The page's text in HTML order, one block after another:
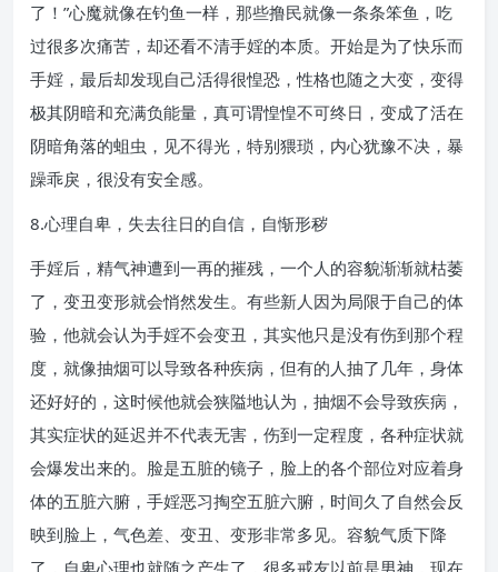
了！”心魔就像在钓鱼一样，那些撸民就像一条条笨鱼，吃
过很多次痛苦，却还看不清手婬的本质。开始是为了快乐而
手婬，最后却发现自己活得很惶恐，性格也随之大变，变得
极其阴暗和充满负能量，真可谓惶惶不可终日，变成了活在
阴暗角落的蛆虫，见不得光，特别猥琐，内心犹豫不决，暴
躁乖戾，很没有安全感。
8.心理自卑，失去往日的自信，自惭形秽
手婬后，精气神遭到一再的摧残，一个人的容貌渐渐就枯萎
了，变丑变形就会悄然发生。有些新人因为局限于自己的体
验，他就会认为手婬不会变丑，其实他只是没有伤到那个程
度，就像抽烟可以导致各种疾病，但有的人抽了几年，身体
还好好的，这时候他就会狭隘地认为，抽烟不会导致疾病，
其实症状的延迟并不代表无害，伤到一定程度，各种症状就
会爆发出来的。脸是五脏的镜子，脸上的各个部位对应着身
体的五脏六腑，手婬恶习掏空五脏六腑，时间久了自然会反
映到脸上，气色差、变丑、变形非常多见。容貌气质下降
了，自卑心理也就随之产生了，很多戒友以前是男神，现在